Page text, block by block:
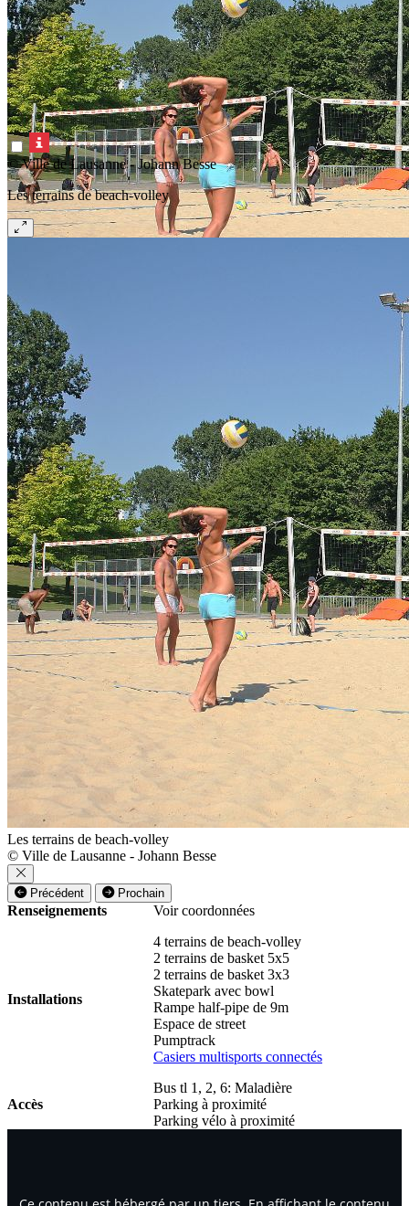
© Ville de Lausanne - Johann Besse
Les terrains de beach-volley
Les terrains de beach-volley
© Ville de Lausanne - Johann Besse
Précédent Prochain
Renseignements Voir coordonnées
Installations
4 terrains de beach-volley
2 terrains de basket 5x5
2 terrains de basket 3x3
Skatepark avec bowl
Rampe half-pipe de 9m
Espace de street
Pumptrack
Casiers multisports connectés
Accès
Bus tl 1, 2, 6: Maladière
Parking à proximité
Parking vélo à proximité